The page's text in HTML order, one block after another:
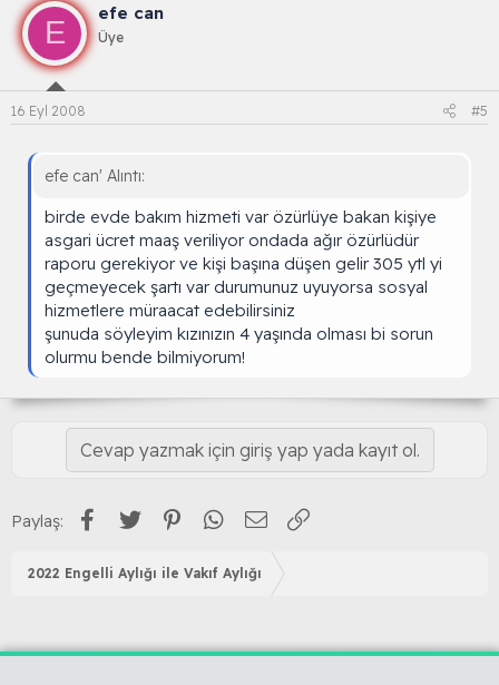
E
efe can
Üye
16 Eyl 2008 #5
efe can' Alıntı:
birde evde bakım hizmeti var özürlüye bakan kişiye
asgari ücret maaş veriliyor ondada ağır özürlüdür
raporu gerekiyor ve kişi başına düşen gelir 305 ytl yi
geçmeyecek şartı var durumunuz uyuyorsa sosyal
hizmetlere müraacat edebilirsiniz
şunuda söyleyim kızınızın 4 yaşında olması bi sorun
olurmu bende bilmiyorum!
Cevap yazmak için giriş yap yada kayıt ol.
Paylaş: Facebook
Twitter PinterestWhatsApp
E-posta
2022 Engelli Aylığı ile Vakıf Aylığı